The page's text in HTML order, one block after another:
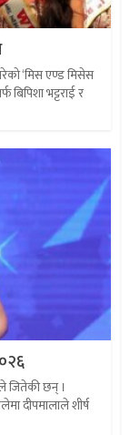
‘मिस एण्ड मिसेस
बिपिशा भट्टराई र
जितेकी छन् ।
दीपमालाले शीर्ष